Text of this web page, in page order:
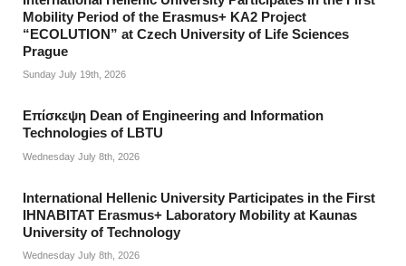
Mobility Period of the Erasmus+ KA2 Project
“ECOLUTION” at Czech University of Life Sciences
Prague
Sunday July 19th, 2026
Επίσκεψη Dean of Engineering and Information
Technologies of LBTU
Wednesday July 8th, 2026
International Hellenic University Participates in the First
IHNABITAT Erasmus+ Laboratory Mobility at Kaunas
University of Technology
Wednesday July 8th, 2026